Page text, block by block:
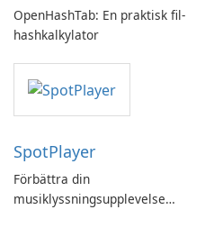
OpenHashTab: En praktisk fil-
hashkalkylator
SpotPlayer
Förbättra din
musiklyssningsupplevelse